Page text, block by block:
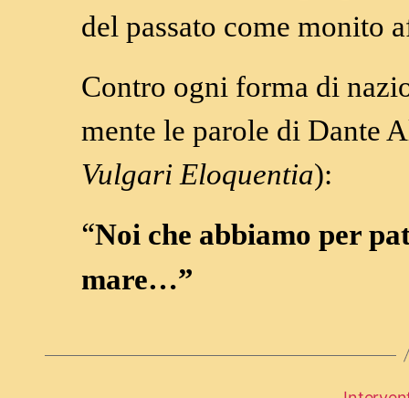
del passato come monito
Contro ogni forma di
mente le parole di Dante
Vulgari Eloquentia):
“Noi che abbiamo per
mare…”